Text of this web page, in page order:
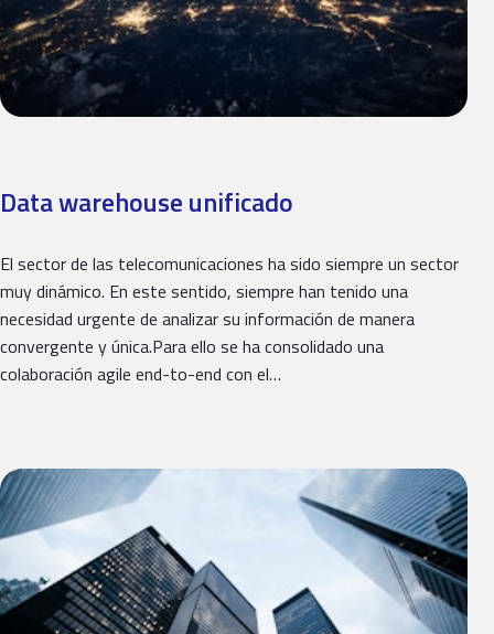
Data warehouse unificado
El sector de las telecomunicaciones ha sido siempre un sector
muy dinámico. En este sentido, siempre han tenido una
necesidad urgente de analizar su información de manera
convergente y única.Para ello se ha consolidado una
colaboración agile end-to-end con el…